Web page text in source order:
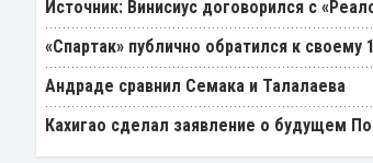
Источник: Винисиус договорился с
«Спартак» публично обратился к своему
Андраде сравнил Семака и Талалаева
Кахигао сделал заявление о будущем